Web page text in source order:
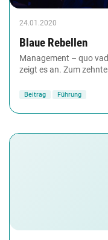
24.01.2020
Blaue Rebellen
Management – quo
zeigt es an. Zum
Beitrag Führung